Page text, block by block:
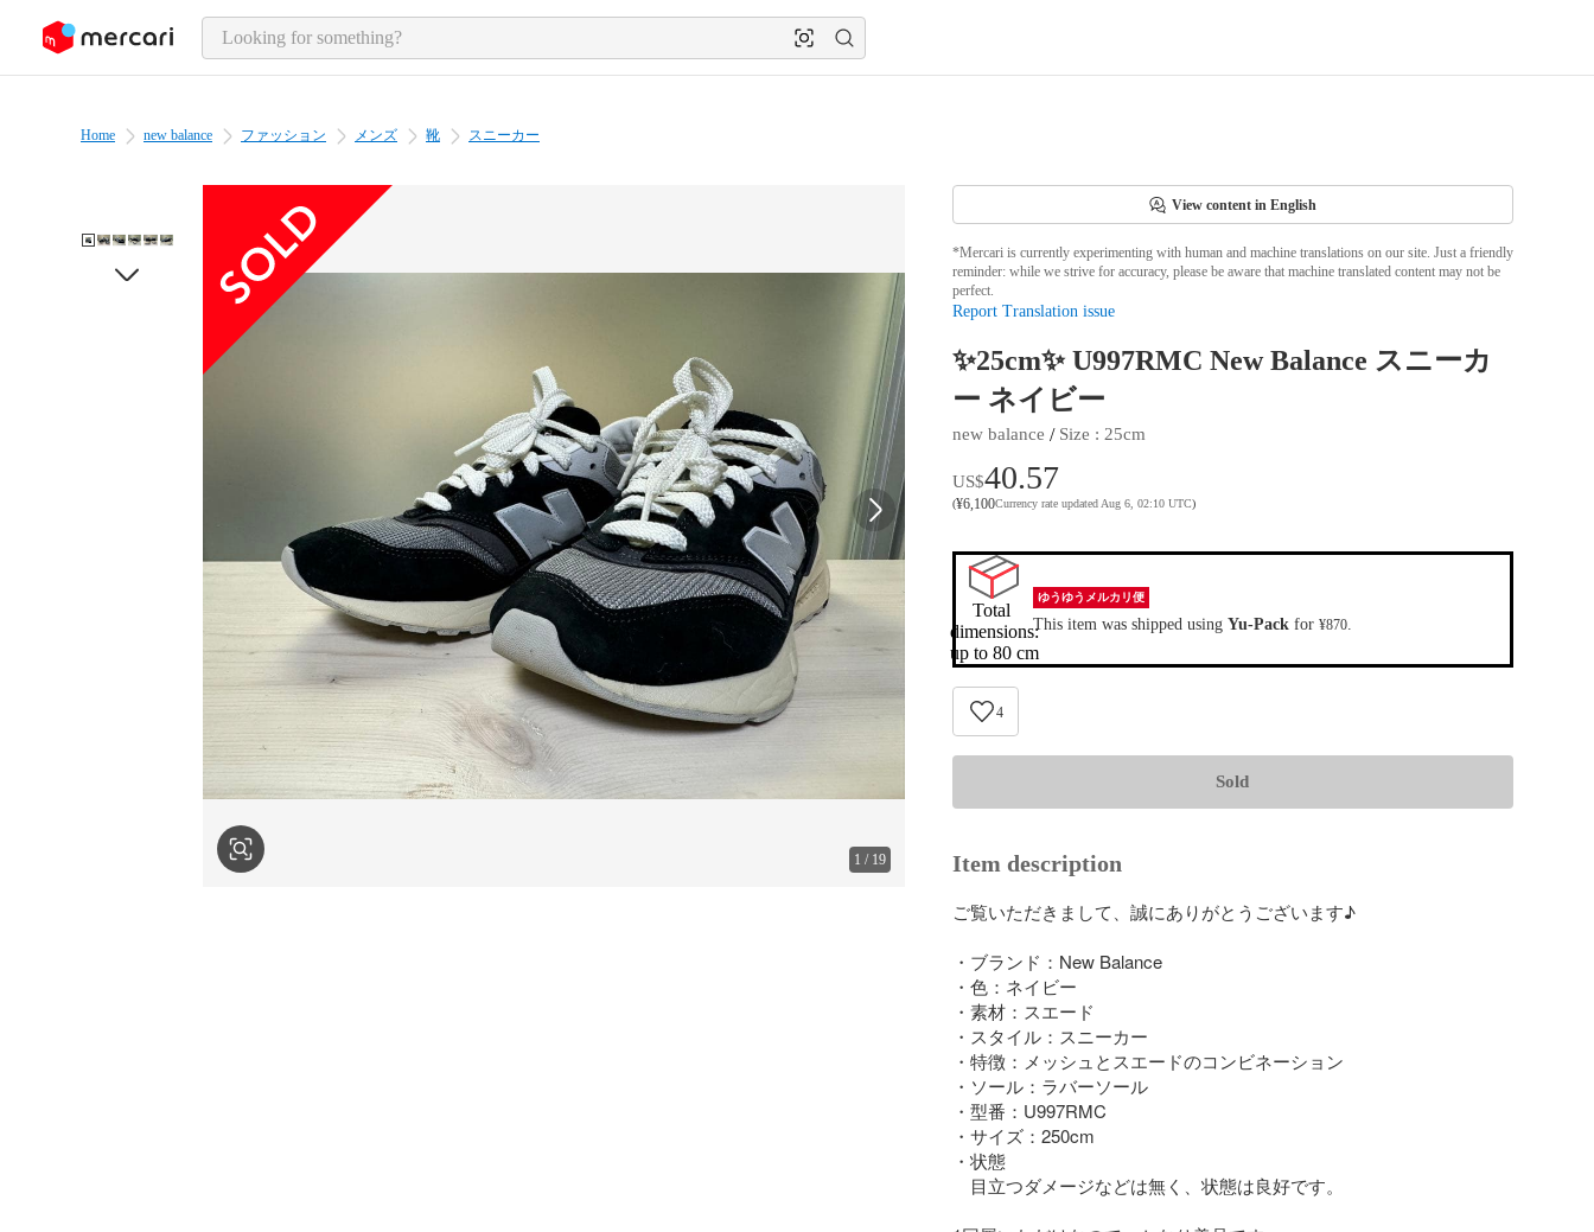
page content
Home new balance ファッション メンズ 靴 スニーカー
1 / 19
View content in English
*Mercari is currently experimenting with human and machine translations on our site. Just a friendly
reminder: while we strive for accuracy, please be aware that machine translated content may not be
perfect.
Report Translation issue
✨25cm✨ U997RMC New Balance スニーカ
ー ネイビー
new balance / Size : 25cm
US$40.57
(¥6,100Currency rate updated Aug 6, 02:10 UTC)
Total
dimensions:
up to 80 cm
ゆうゆうメルカリ便
This item was shipped using Yu-Packfor ¥870.
4
Sold
Item description
ご覧いただきまして、誠にありがとうございます♪
・ブランド：New Balance
・色：ネイビー
・素材：スエード
・スタイル：スニーカー
・特徴：メッシュとスエードのコンビネーション
・ソール：ラバーソール
・型番：U997RMC
・サイズ：250cm
・状態
目立つダメージなどは無く、状態は良好です。